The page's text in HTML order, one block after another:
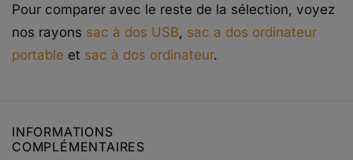
Pour comparer avec le reste de la sélection, voyez
nos rayons sac à dos USB, sac a dos ordinateur
portable et sac à dos ordinateur.
INFORMATIONS
COMPLÉMENTAIRES